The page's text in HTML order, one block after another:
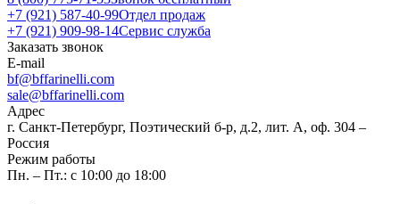
+7 (921) 587-40-99Отдел продаж
+7 (921) 909-98-14Сервис служба
Заказать звонок
E-mail
bf@bffarinelli.com
sale@bffarinelli.com
Адрес
г. Санкт-Петербург, Поэтический б-р, д.2, лит. А, оф. 304 –
Россия
Режим работы
Пн. – Пт.: с 10:00 до 18:00